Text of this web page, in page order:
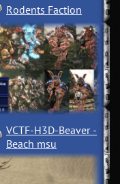
Rodents Faction
VCTF-H3D-Beaver ­
Beach msu